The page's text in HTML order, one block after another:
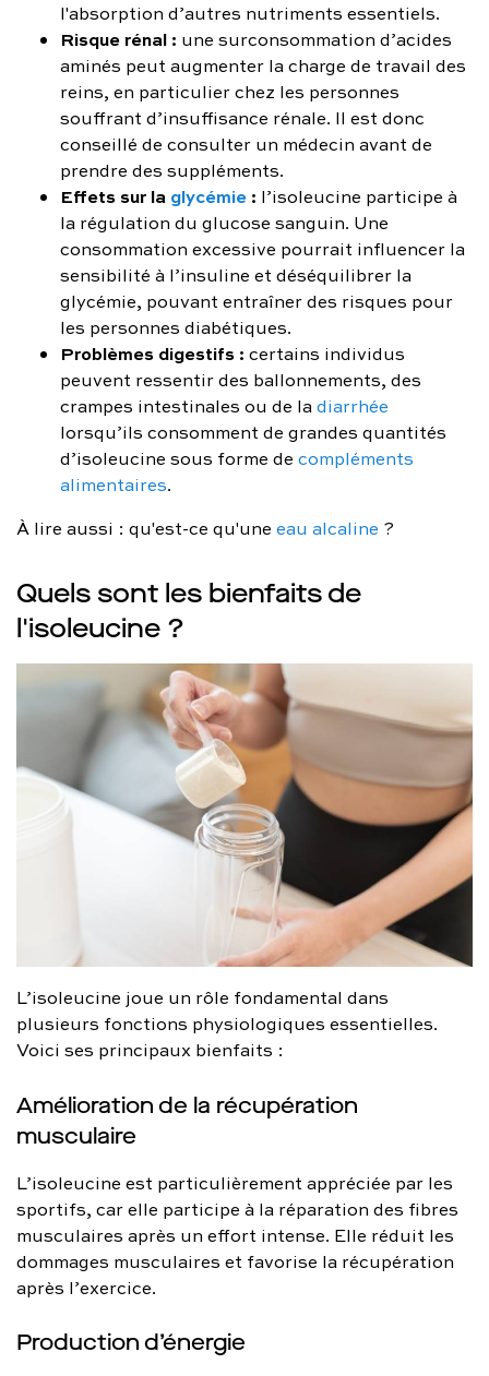
l'absorption d’autres nutriments essentiels.
Risque rénal : une surconsommation d’acides
aminés peut augmenter la charge de travail des
reins, en particulier chez les personnes
souffrant d’insuffisance rénale. Il est donc
conseillé de consulter un médecin avant de
prendre des suppléments.
Effets sur la glycémie : l’isoleucine participe à
la régulation du glucose sanguin. Une
consommation excessive pourrait influencer la
sensibilité à l’insuline et déséquilibrer la
glycémie, pouvant entraîner des risques pour
les personnes diabétiques.
Problèmes digestifs : certains individus
peuvent ressentir des ballonnements, des
crampes intestinales ou de ladiarrhée
lorsqu’ils consomment de grandes quantités
d’isoleucine sous forme de compléments
alimentaires.
À lire aussi : qu'est-ce qu'une eau alcaline ?
Quels sont les bienfaits de
l'isoleucine ?
L’isoleucine joue un rôle fondamental dans
plusieurs fonctions physiologiques essentielles.
Voici ses principaux bienfaits :
Amélioration de la récupération
musculaire
L’isoleucine est particulièrement appréciée par les
sportifs, car elle participe à la réparation des fibres
musculaires après un effort intense. Elle réduit les
dommages musculaires et favorise la récupération
après l’exercice.
Production d’énergie